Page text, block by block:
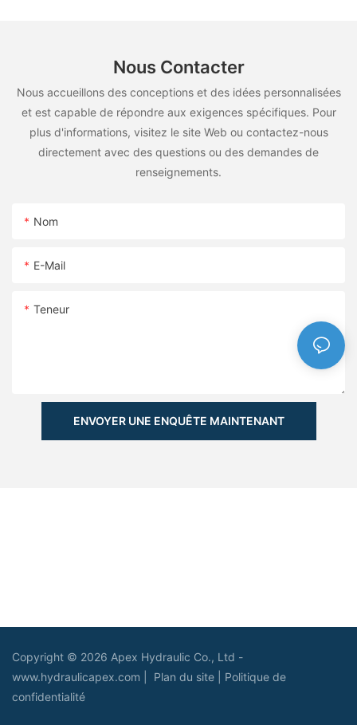
Nous Contacter
Nous accueillons des conceptions et des idées personnalisées
et est capable de répondre aux exigences spécifiques. Pour
plus d'informations, visitez le site Web ou contactez-nous
directement avec des questions ou des demandes de
renseignements.
Nom
E-Mail
Teneur
ENVOYER UNE ENQUÊTE MAINTENANT
Copyright © 2026 Apex Hydraulic Co., Ltd -
www.hydraulicapex.com | Plan du site
Politique de
confidentialité